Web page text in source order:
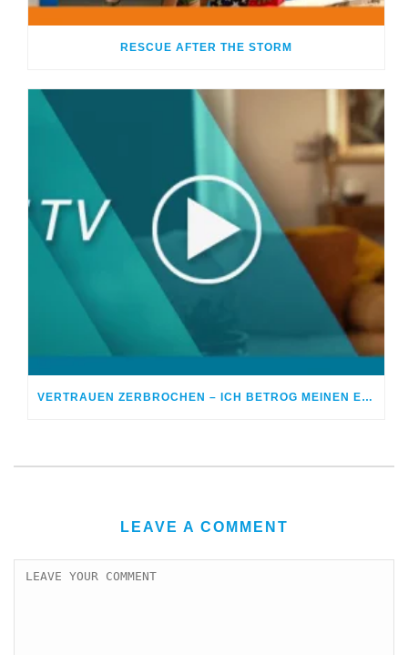
RESCUE AFTER THE STORM
VERTRAUEN ZERBROCHEN – ICH BETROG MEINEN EHEPARTNER
LEAVE A COMMENT